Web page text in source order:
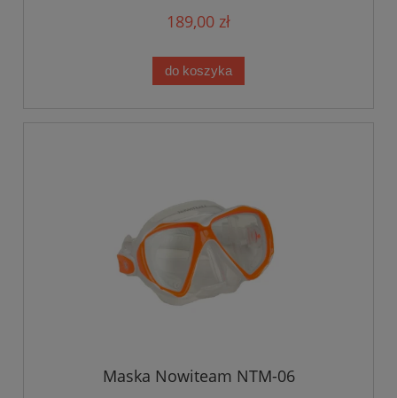
189,00 zł
do koszyka
Maska Nowiteam NTM-06